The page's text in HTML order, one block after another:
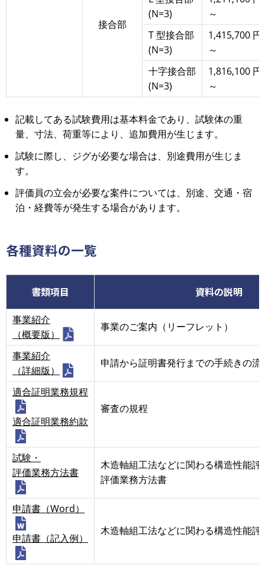
接合部
(N=3)
～
T 型接合部
(N=3)
1,415,700 円
～
十字接合部
(N=3)
1,816,100 円
～
記載してある試験費用は基本料金であり、試験体の重
量、寸法、荷重等により、追加費用が生じます。
試験に際し、ジグが必要な場合は、別途費用が生じま
す。
評価員の立会が必要な案件については、別途、交通・宿
泊・経費等が発生する場合があります。
各種資料の一覧
書類項目 資料の説明
事業紹介
（概要版）
事業のご案内（リーフレット）
事業紹介
（詳細版）
申請から証明書発行までの手続きの流
適合証明業務規程
適合証明業務約款
審査の規程
試験・
評価業務方法書
木造軸組工法などに関わる構造性能
評価業務方法書
申請書（Word）
申請書（記入例）
木造軸組工法などに関わる構造性能評